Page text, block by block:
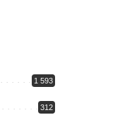
1 593
312